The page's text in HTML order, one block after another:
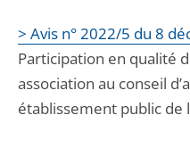
> Avis n° 2022/5 du 8
Participation en qualité
association au conseil
établissement public de